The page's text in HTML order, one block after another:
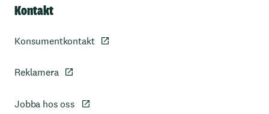
Kontakt
Konsumentkontakt
Reklamera
Jobba hos oss